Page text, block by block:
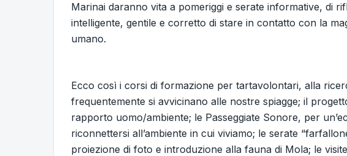
Marinai daranno vita a pomeriggi e serate informative, di
intelligente, gentile e corretto di stare in contatto con la
umano.
Ecco così i corsi di formazione per tartavolontari, alla
frequentemente si avvicinano alle nostre spiagge; il
rapporto uomo/ambiente; le Passeggiate Sonore, per
riconnettersi all’ambiente in cui viviamo; le serate
proiezione di foto e introduzione alla fauna di Mola; le